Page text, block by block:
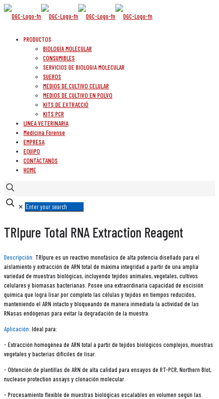
PRODUCTOS
BIOLOGÍA MOLECULAR
CONSUMIBLES
SERVICIOS DE BIOLOGIA MOLECULAR
SUEROS
MEDIOS DE CULTIVO CELULAR
MEDIOS DE CULTIVO EN POLVO
KITS DE EXTRACCIÓ
KITS PCR
LINEA VETERINARIA
Medicina Forense
EMPRESA
EQUIPO
CONTÁCTANOS
HOME
✕
TRIpure Total RNA Extraction Reagent
Descripción: TRIpure es un reactivo monofásico de alta potencia diseñado para el
aislamiento y extracción de ARN total de máxima integridad a partir de una amplia
variedad de muestras biológicas, incluyendo tejidos animales, vegetales, cultivos
celulares y biomasas bacterianas. Posee una extraordinaria capacidad de escisión
química que logra lisar por completo las células y tejidos en tiempos reducidos,
manteniendo el ARN intacto y bloqueando de manera inmediata la actividad de las
RNasas endógenas para evitar la degradación de la muestra.
Aplicación: Ideal para:
- Extracción homogénea de ARN total a partir de tejidos biológicos complejos, muestras
vegetales y bacterias difíciles de lisar.
- Obtención de plantillas de ARN de alta calidad para ensayos de RT-PCR, Northern Blot,
nuclease protection assays y clonación molecular.
- Procesamiento flexible de muestras biológicas escalables en volumen según las